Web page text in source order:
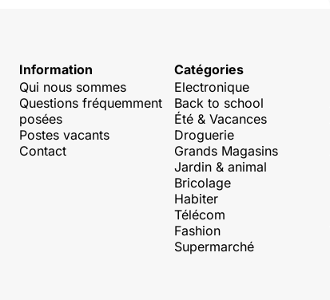
Information
Qui nous sommes
Questions fréquemment
posées
Postes vacants
Contact
Catégories
Electronique
Back to school
Été & Vacances
Droguerie
Grands Magasins
Jardin & animal
Bricolage
Habiter
Télécom
Fashion
Supermarché